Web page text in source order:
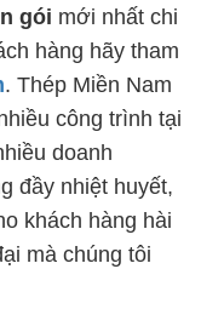
gói mới nhất chi
hàng hãy tham
. Thép Miền Nam
công trình tại
doanh
đầy nhiệt huyết,
khách hàng hài
mà chúng tôi